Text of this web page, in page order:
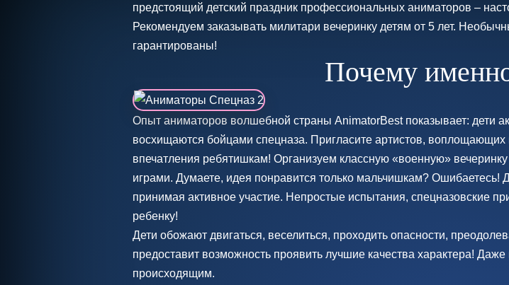
предстоящий детский праздник профессиональных аниматоров –
Рекомендуем заказывать милитари вечеринку детям от 5 лет.
гарантированы!
Почему
Опыт аниматоров волшебной страны AnimatorBest показывает: дети
восхищаются бойцами спецназа. Пригласите артистов,
впечатления ребятишкам! Организуем классную «военную»
играми. Думаете, идея понравится только мальчишкам? Ошибаетесь!
принимая активное участие. Непростые испытания, спецназовские
ребенку!
Дети обожают двигаться, веселиться, проходить опасности,
предоставит возможность проявить лучшие качества характера!
происходящим.